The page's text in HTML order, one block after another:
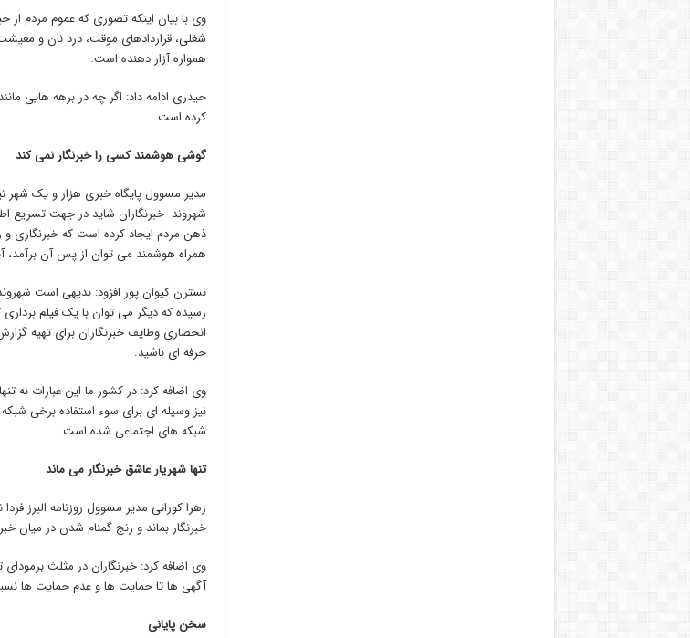
وی با بیان اینکه تصوری که عموم مردم از
شغلی، قراردادهای موقت، درد نان و
همواره آزار دهنده است.
حیدری ادامه داد: اگر چه در برهه هایی
کرده است.
گوشی هوشمند کسی را خبرنگار نمی کند
مدیر مسوول پایگاه خبری هزار و یک شهر
شهروند- خبرنگاران شاید در جهت تسریع
ذهن مردم ایجاد کرده است که خبرنگاری
همراه هوشمند می توان از پس آن برآمد،
نسترن کیوان پور افزود: بدیهی است
رسیده که دیگر می توان با یک فیلم
انحصاری وظایف خبرنگاران برای تهیه
حرفه ای باشید.
وی اضافه کرد: در کشور ما این عبارات نه
نیز وسیله ای برای سوء استفاده برخی
شبکه های اجتماعی شده است.
تنها شهریار عاشق خبرنگار می ماند
زهرا کورانی مدیر مسوول روزنامه البرز
خبرنگار بماند و رنج گمنام شدن در میان
وی اضافه کرد: خبرنگاران در مثلث
آگهی ها تا حمایت ها و عدم حمایت ها
سخن پایانی